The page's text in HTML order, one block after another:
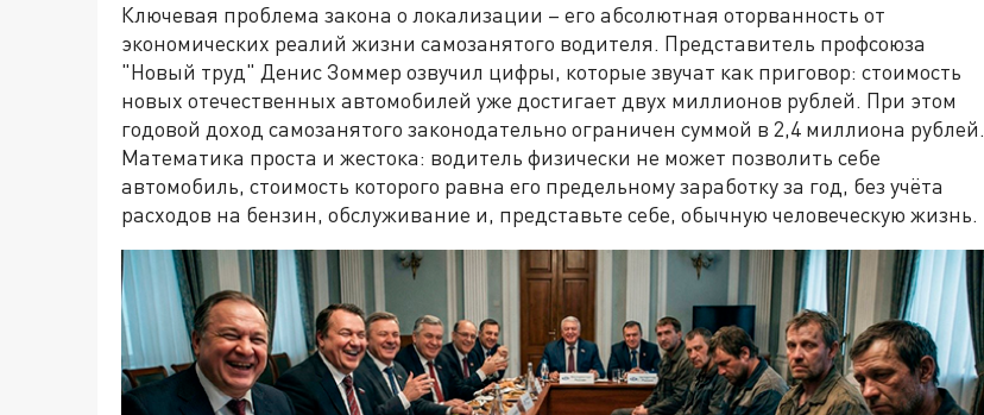
Ключевая проблема закона о локализации – его абсолютная оторванность от
экономических реалий жизни самозанятого водителя. Представитель профсоюза
"Новый труд" Денис Зоммер озвучил цифры, которые звучат как приговор: стоимость
новых отечественных автомобилей уже достигает двух миллионов рублей. При этом
годовой доход самозанятого законодательно ограничен суммой в 2,4 миллиона рублей.
Математика проста и жестока: водитель физически не может позволить себе
автомобиль, стоимость которого равна его предельному заработку за год, без учёта
расходов на бензин, обслуживание и, представьте себе, обычную человеческую жизнь.